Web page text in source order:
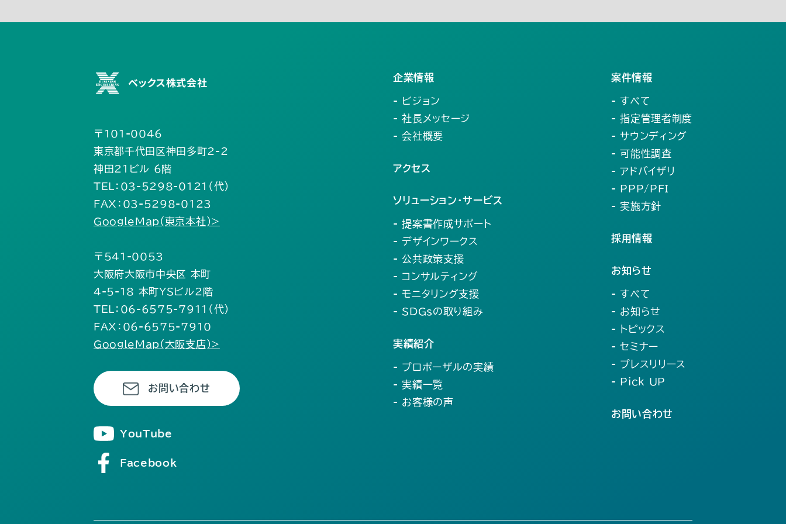
ベックス株式会社
〒101-0046
東京都千代田区神田多町2-2
神田21ビル 6階
TEL：03-5298-0121（代）
FAX：03-5298-0123
GoogleMap(東京本社)>
〒541-0053
大阪府大阪市中央区 本町
4-5-18 本町YSビル2階
TEL：06-6575-7911（代）
FAX：06-6575-7910
GoogleMap(大阪支店)>
お問い合わせ
YouTube
Facebook
企業情報
- ビジョン
- 社長メッセージ
- 会社概要
アクセス
ソリューション・サービス
- 提案書作成サポート
- デザインワークス
- 公共政策支援
- コンサルティング
- モニタリング支援
- SDGsの取り組み
実績紹介
- プロポーザルの実績
- 実績一覧
- お客様の声
案件情報
- すべて
- 指定管理者制度
- サウンディング
- 可能性調査
- アドバイザリ
- PPP/PFI
- 実施方針
採用情報
お知らせ
- すべて
- お知らせ
- トピックス
- セミナー
- プレスリリース
- Pick UP
お問い合わせ